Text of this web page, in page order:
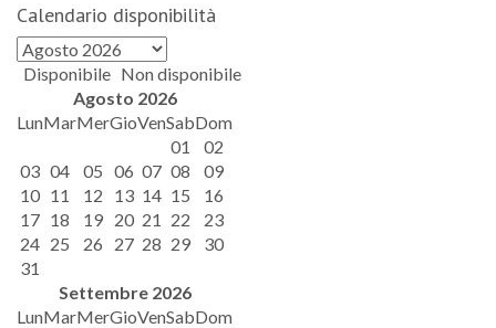
Calendario disponibilità
Disponibile Non disponibile
Agosto 2026
LunMarMerGioVenSabDom
01
02
03 04 05 06 07 08
09
10 11 12 13 14 15
16
17 18 19 20 21 22
23
24 25 26 27 28 29
30
31
Settembre 2026
LunMarMerGioVenSabDom